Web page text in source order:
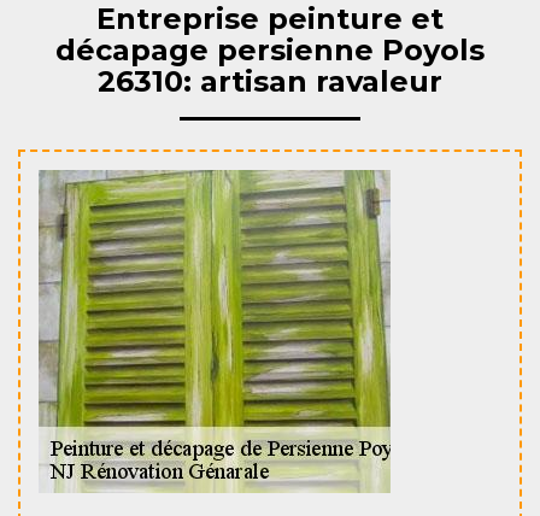
Entreprise peinture et
décapage persienne Poyols
26310: artisan ravaleur